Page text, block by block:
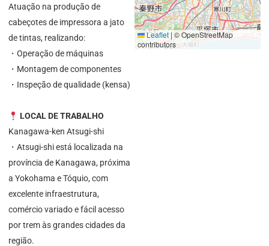
Atuação na produção de
cabeçotes de impressora a jato
de tintas, realizando:
・Operação de máquinas
・Montagem de componentes
・Inspeção de qualidade (kensa)
LOCAL DE TRABALHO
Kanagawa-ken Atsugi-shi
・Atsugi-shi está localizada na
província de Kanagawa, próxima
a Yokohama e Tóquio, com
excelente infraestrutura,
comércio variado e fácil acesso
por trem às grandes cidades da
região.
Leaflet | © OpenStreetMap
contributors